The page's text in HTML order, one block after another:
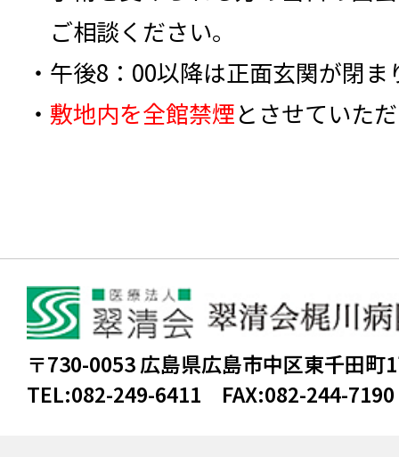
ご相談ください。
午後8：00以降は正面玄関が閉ま
敷地内を全館禁煙とさせていた
〒730-0053 広島県広島市中区東千田町
TEL:082-249-6411 FAX:082-244-7190